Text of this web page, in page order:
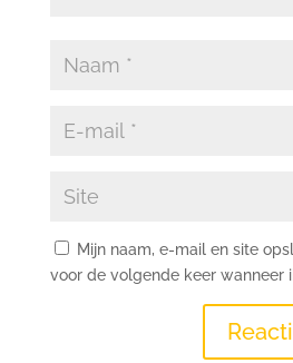
Mijn naam, e-mail en site
voor de volgende keer wanneer